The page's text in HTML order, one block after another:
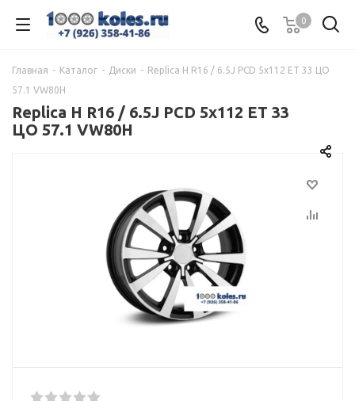
0
Главная - Каталог - Диски - Replica H R16 / 6.5J PCD 5x112 ЕТ 33 ЦО
57.1 VW80H
Replica H R16 / 6.5J PCD 5x112 ЕТ 33
ЦО 57.1 VW80H